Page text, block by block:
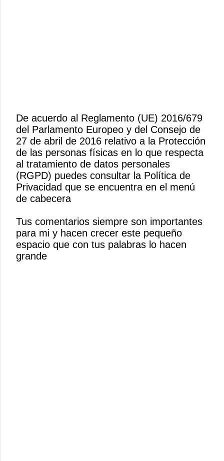
P
u
b
l
i
c
a
u
n
c
o
De acuerdo al Reglamento (UE) 2016/679
del Parlamento Europeo y del Consejo de
27 de abril de 2016 relativo a la Protección
de las personas físicas en lo que respecta
al tratamiento de datos personales
(RGPD) puedes consultar la Política de
Privacidad que se encuentra en el menú
de cabecera
Tus comentarios siempre son importantes
para mi y hacen crecer este pequeño
espacio que con tus palabras lo hacen
grande